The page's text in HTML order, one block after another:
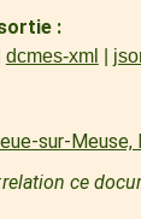
dcmes-xml
sur-
ce